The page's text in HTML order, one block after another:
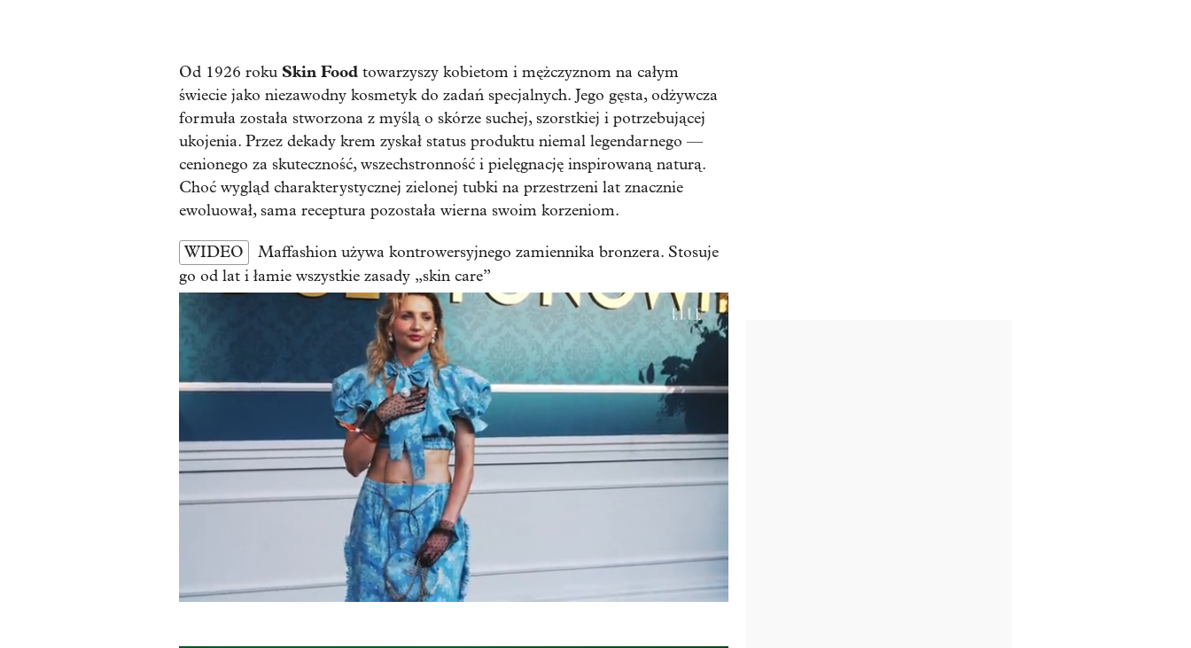
Od 1926 roku Skin Food towarzyszy kobietom i mężczyznom na całym
świecie jako niezawodny kosmetyk do zadań specjalnych. Jego gęsta, odżywcza
formuła została stworzona z myślą o skórze suchej, szorstkiej i potrzebującej
ukojenia. Przez dekady krem zyskał status produktu niemal legendarnego —
cenionego za skuteczność, wszechstronność i pielęgnację inspirowaną naturą.
Choć wygląd charakterystycznej zielonej tubki na przestrzeni lat znacznie
ewoluował, sama receptura pozostała wierna swoim korzeniom.
WIDEO
Maffashion używa kontrowersyjnego zamiennika bronzera. Stosuje
go od lat i łamie wszystkie zasady „skin care”